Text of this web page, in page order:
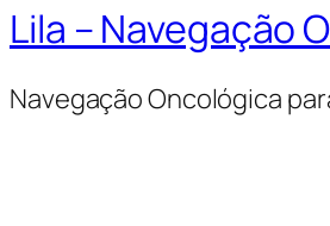
Lila – Navegação
Navegação Oncológica